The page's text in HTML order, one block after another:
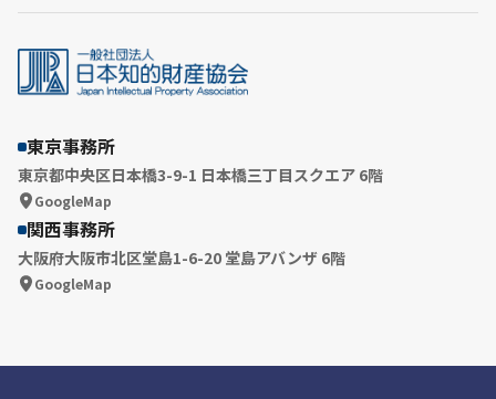
東京事務所
東京都中央区日本橋3-9-1 日本橋三丁目スクエア 6階
GoogleMap
関西事務所
大阪府大阪市北区堂島1-6-20 堂島アバンザ 6階
GoogleMap